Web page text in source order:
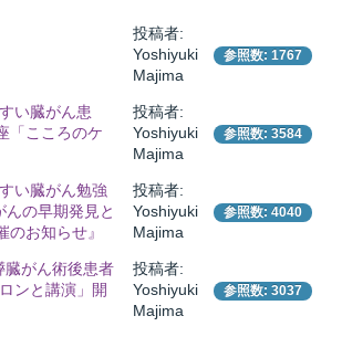
投稿者:
Yoshiyuki
Majima
参照数: 1767
い臓がん患
「こころのケ
投稿者:
Yoshiyuki
Majima
参照数: 3584
い臓がん勉強
の早期発見と
お知らせ』
投稿者:
Yoshiyuki
Majima
参照数: 4040
臓がん術後患者
ンと講演」開
投稿者:
Yoshiyuki
Majima
参照数: 3037